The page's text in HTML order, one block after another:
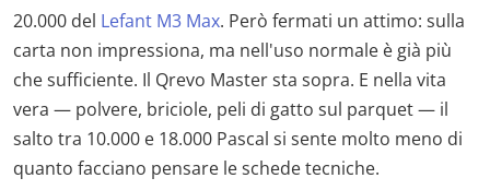
20.000 del Lefant M3 Max. Però fermati un attimo: sulla
carta non impressiona, ma nell'uso normale è già più
che sufficiente. Il Qrevo Master sta sopra. E nella vita
vera — polvere, briciole, peli di gatto sul parquet — il
salto tra 10.000 e 18.000 Pascal si sente molto meno di
quanto facciano pensare le schede tecniche.